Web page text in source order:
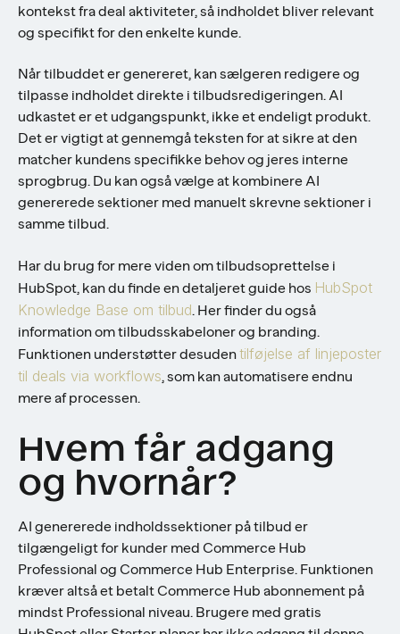
kontekst fra deal aktiviteter, så indholdet bliver relevant
og specifikt for den enkelte kunde.
Når tilbuddet er genereret, kan sælgeren redigere og
tilpasse indholdet direkte i tilbudsredigeringen. AI
udkastet er et udgangspunkt, ikke et endeligt produkt.
Det er vigtigt at gennemgå teksten for at sikre at den
matcher kundens specifikke behov og jeres interne
sprogbrug. Du kan også vælge at kombinere AI
genererede sektioner med manuelt skrevne sektioner i
samme tilbud.
Har du brug for mere viden om tilbudsoprettelse i
HubSpot, kan du finde en detaljeret guide hos HubSpot
Knowledge Base om tilbud. Her finder du også
information om tilbudsskabeloner og branding.
Funktionen understøtter desudentilføjelse af linjeposter
til deals via workflows, som kan automatisere endnu
mere af processen.
Hvem får adgang
og hvornår?
AI genererede indholdssektioner på tilbud er
tilgængeligt for kunder med Commerce Hub
Professional og Commerce Hub Enterprise. Funktionen
kræver altså et betalt Commerce Hub abonnement på
mindst Professional niveau. Brugere med gratis